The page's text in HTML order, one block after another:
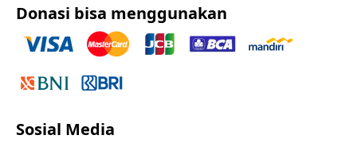
Donasi bisa menggunakan
Sosial Media